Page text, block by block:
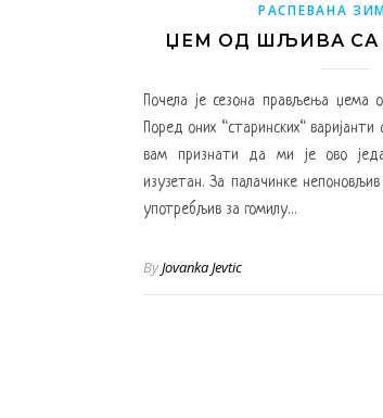
РАСПЕВАНА
ЏЕМ ОД ШЉИВА СА
Почела је сезона прављења џема
Поред оних “старинских“
вам признати да ми је ово
изузетан. За палачинке
употребљив за гомилу…
ByJovanka Jevtic